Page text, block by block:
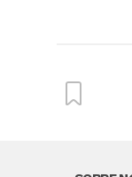
From this